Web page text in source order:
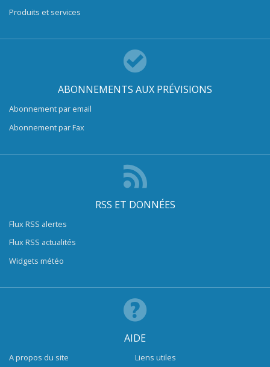
Produits et services
ABONNEMENTS AUX PRÉVISIONS
Abonnement par email
Abonnement par Fax
RSS ET DONNÉES
Flux RSS alertes
Flux RSS actualités
Widgets météo
AIDE
A propos du site Liens utiles